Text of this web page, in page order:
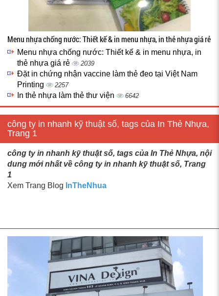
Menu nhựa chống nước: Thiết kế & in menu nhựa, in thẻ nhựa giá rẻ
Menu nhựa chống nước: Thiết kế & in menu nhựa, in
thẻ nhựa giá rẻ
2039
Đặt in chứng nhận vaccine làm thẻ đeo tại Việt Nam
Printing
2257
In thẻ nhựa làm thẻ thư viện 6642
công ty in nhanh kỹ thuật số, tags của In Thẻ Nhựa,
Trang 1
công ty in nhanh kỹ thuật số, tags của In Thẻ Nhựa, nội
dung mới nhất về công ty in nhanh kỹ thuật số, Trang
1
Xem Trang Blog InTheNhua